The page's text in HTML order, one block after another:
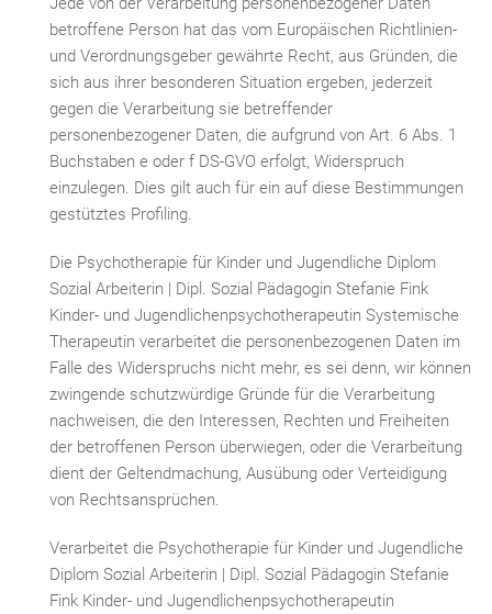
betroffene Person hat das vom Europäischen Richtlinien-
und Verordnungsgeber gewährte Recht, aus Gründen, die
sich aus ihrer besonderen Situation ergeben, jederzeit
gegen die Verarbeitung sie betreffender
personenbezogener Daten, die aufgrund von Art. 6 Abs. 1
Buchstaben e oder f DS-GVO erfolgt, Widerspruch
einzulegen. Dies gilt auch für ein auf diese Bestimmungen
gestütztes Profiling.
Die Psychotherapie für Kinder und Jugendliche Diplom
Sozial Arbeiterin | Dipl. Sozial Pädagogin Stefanie Fink
Kinder- und Jugendlichenpsychotherapeutin Systemische
Therapeutin verarbeitet die personenbezogenen Daten im
Falle des Widerspruchs nicht mehr, es sei denn, wir können
zwingende schutzwürdige Gründe für die Verarbeitung
nachweisen, die den Interessen, Rechten und Freiheiten
der betroffenen Person überwiegen, oder die Verarbeitung
dient der Geltendmachung, Ausübung oder Verteidigung
von Rechtsansprüchen.
Verarbeitet die Psychotherapie für Kinder und Jugendliche
Diplom Sozial Arbeiterin | Dipl. Sozial Pädagogin Stefanie
Fink Kinder- und Jugendlichenpsychotherapeutin